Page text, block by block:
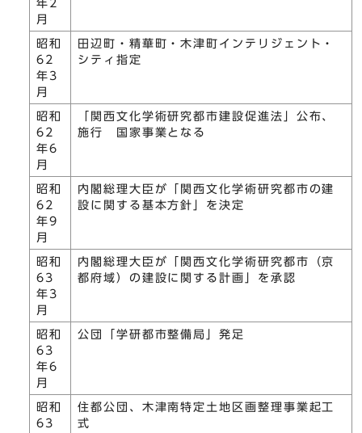
年2
月
昭和
62
年3
月
田辺町・精華町・木津町インテリジェント・
シティ指定
昭和
62
年6
月
「関西文化学術研究都市建設促進法」公布、
施行 国家事業となる
昭和
62
年9
月
内閣総理大臣が「関西文化学術研究都市の建
設に関する基本方針」を決定
昭和
63
年3
月
内閣総理大臣が「関西文化学術研究都市（京
都府域）の建設に関する計画」を承認
昭和
63
年6
月
公団「学研都市整備局」発足
昭和
63
住都公団、木津南特定土地区画整理事業起工
式